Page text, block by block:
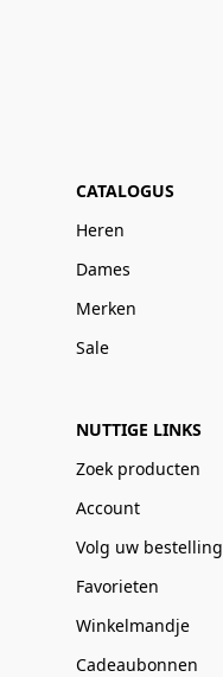
CATALOGUS
Heren
Dames
Merken
Sale
NUTTIGE LINKS
Zoek producten
Account
Volg uw bestelling
Favorieten
Winkelmandje
Cadeaubonnen